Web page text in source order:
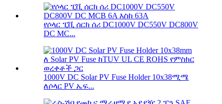
የሶላር ፒቪ ሰርክ ሰሪ DC1000V DC550V DC800V
DC MC...
1000V DC Solar PV Fuse Holder 10x38ሚሜ
ለሶላር PV ኤፍ...